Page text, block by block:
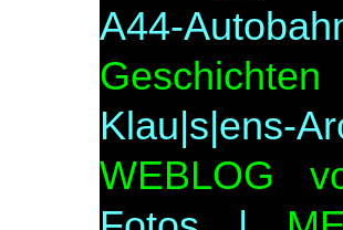
A44-
Geschichten
Klau|s|ens-
WEBLOG